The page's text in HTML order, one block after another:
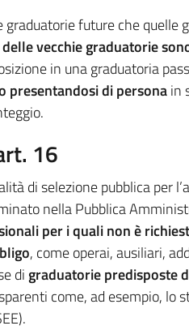
future che quelle
vecchie graduatorie
in una graduatoria
presentandosi di personain
16
di selezione pubblica per
nella Pubblica
per i quali non è
, come operai, ausiliari,
di graduatorie predisposte
come, ad esempio, lo